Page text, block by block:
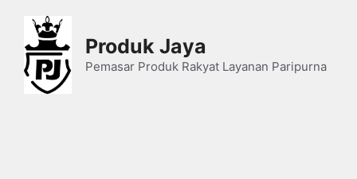
content
Produk Jaya
Pemasar Produk Rakyat Layanan Paripurna